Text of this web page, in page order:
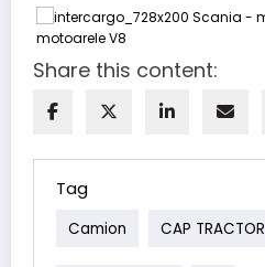
Share this content:
Tag
Camion CAP TRACTOR